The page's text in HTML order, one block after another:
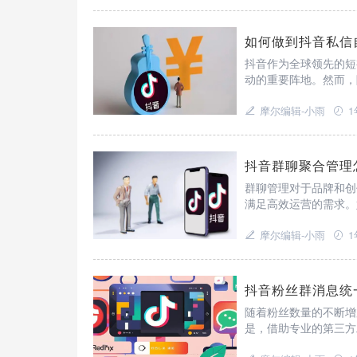
如何做到抖音私
抖音作为全球领先的
动的重要阵地。然而
美的解决方案。
摩尔编辑-小雨 1
抖音群聊聚合管
群聊管理对于品牌和
满足高效运营的需求
摩尔编辑-小雨 1
抖音粉丝群消息
随着粉丝数量的不断
是，借助专业的第三